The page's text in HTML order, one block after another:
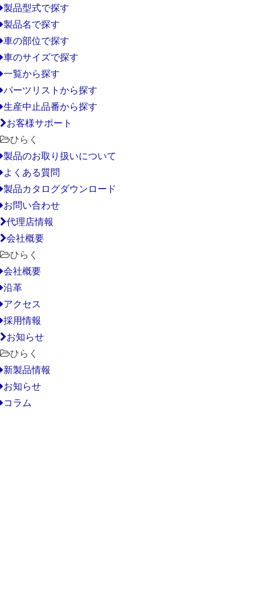
製品型式で探す
製品名で探す
車の部位で探す
車のサイズで探す
一覧から探す
パーツリストから探す
生産中止品番から探す
お客様サポート
ひらく
製品のお取り扱いについて
よくある質問
製品カタログダウンロード
お問い合わせ
代理店情報
会社概要
ひらく
会社概要
沿革
アクセス
採用情報
お知らせ
ひらく
新製品情報
お知らせ
コラム